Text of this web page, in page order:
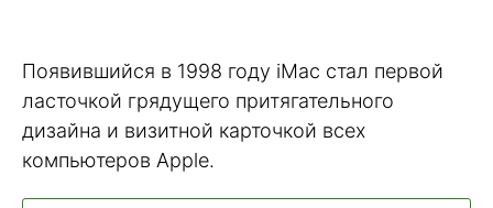
Появившийся в 1998 году iMac стал первой
ласточкой грядущего притягательного
дизайна и визитной карточкой всех
компьютеров Apple.